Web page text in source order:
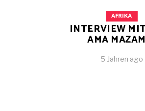
AFRIKA
INTERVIEW
AMA
5 Jahren ago